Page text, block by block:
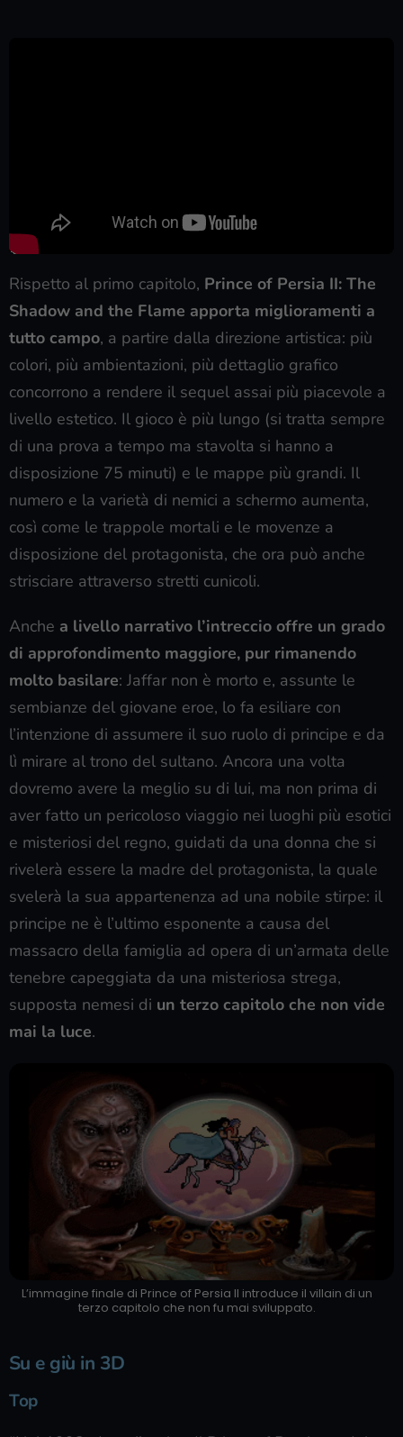
Rispetto al primo capitolo, Prince of Persia II: The
Shadow and the Flame apporta miglioramenti a
tutto campo, a partire dalla direzione artistica: più
colori, più ambientazioni, più dettaglio grafico
concorrono a rendere il sequel assai più piacevole a
livello estetico. Il gioco è più lungo (si tratta sempre
di una prova a tempo ma stavolta si hanno a
disposizione 75 minuti) e le mappe più grandi. Il
numero e la varietà di nemici a schermo aumenta,
così come le trappole mortali e le movenze a
disposizione del protagonista, che ora può anche
strisciare attraverso stretti cunicoli.
Anche a livello narrativo l’intreccio offre un grado
di approfondimento maggiore, pur rimanendo
molto basilare: Jaffar non è morto e, assunte le
sembianze del giovane eroe, lo fa esiliare con
l’intenzione di assumere il suo ruolo di principe e da
lì mirare al trono del sultano. Ancora una volta
dovremo avere la meglio su di lui, ma non prima di
aver fatto un pericoloso viaggio nei luoghi più esotici
e misteriosi del regno, guidati da una donna che si
rivelerà essere la madre del protagonista, la quale
svelerà la sua appartenenza ad una nobile stirpe: il
principe ne è l’ultimo esponente a causa del
massacro della famiglia ad opera di un’armata delle
tenebre capeggiata da una misteriosa strega,
supposta nemesi di un terzo capitolo che non vide
mai la luce.
L’immagine finale di Prince of Persia II introduce il villain di un
terzo capitolo che non fu mai sviluppato.
Su e giù in 3D
Top